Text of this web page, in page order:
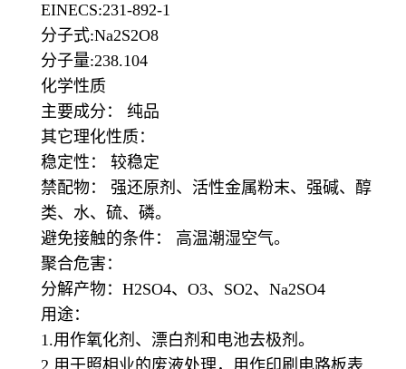
EINECS:231-892-1
分子式:Na2S2O8
分子量:238.104
化学性质
主要成分： 纯品
其它理化性质：
稳定性： 较稳定
禁配物： 强还原剂、活性金属粉末、强碱、醇
类、水、硫、磷。
避免接触的条件： 高温潮湿空气。
聚合危害：
分解产物：H2SO4、O3、SO2、Na2SO4
用途：
1.用作氧化剂、漂白剂和电池去极剂。